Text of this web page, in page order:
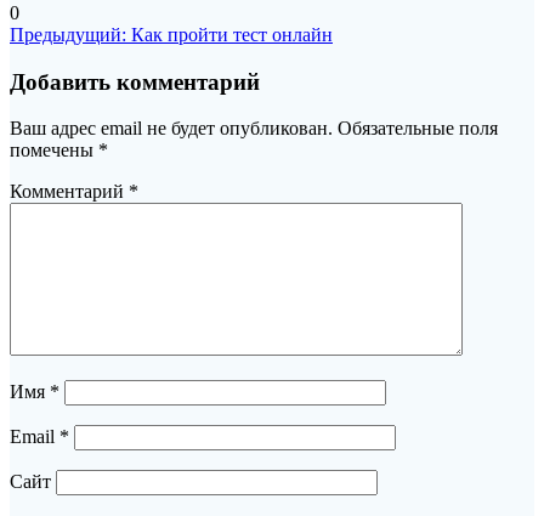
0
Навигация
по
записям
Предыдущий: Предыдущая
Как пройти тест онлайн
Добавить комментарий
Ваш адрес email не будет опубликован. Обязательные поля
помечены *
Комментарий *
Имя *
Email *
Сайт